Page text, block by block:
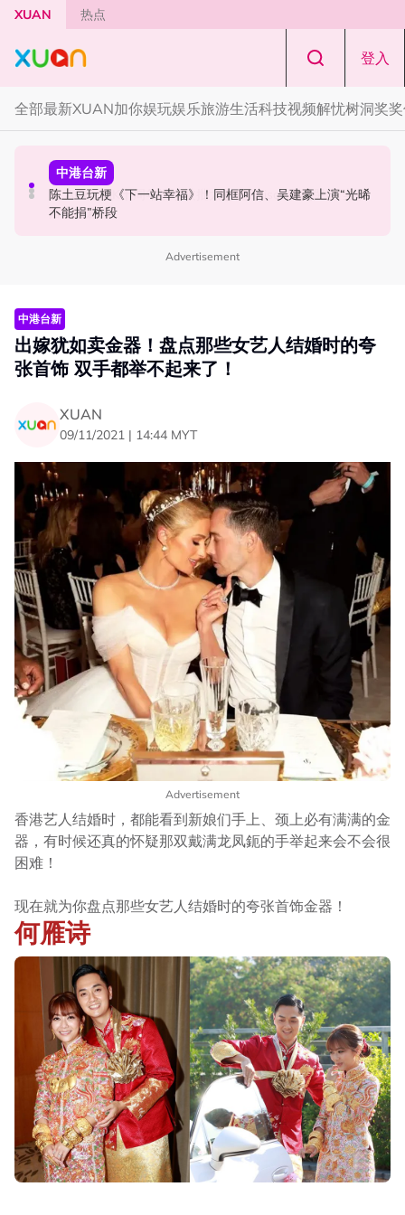
Skip to main content
XUAN 热点
登入
全部最新XUAN加你娱玩娱乐旅游生活科技视频解忧树洞奖
演唱会
范玮琪云顶开唱哽咽了！感性告白大马粉丝：我想继续唱
下去
国际星闻
BLACKPINK十周年活动被批太仓促！Jisoo罕见哭泣 当众
落泪道歉！
中港台新
陈土豆玩梗《下一站幸福》！同框阿信、吴建豪上演“光晞
不能捐”桥段
Advertisement
中港台新
出嫁犹如卖金器！盘点那些女艺人结婚时的夸
张首饰 双手都举不起来了！
XUAN
09/11/2021 | 14:44 MYT
Advertisement
香港艺人结婚时，都能看到新娘们手上、颈上必有满满的金
器，有时候还真的怀疑那双戴满龙凤鈪的手举起来会不会很
困难！
现在就为你盘点那些女艺人结婚时的夸张首饰金器！
何雁诗